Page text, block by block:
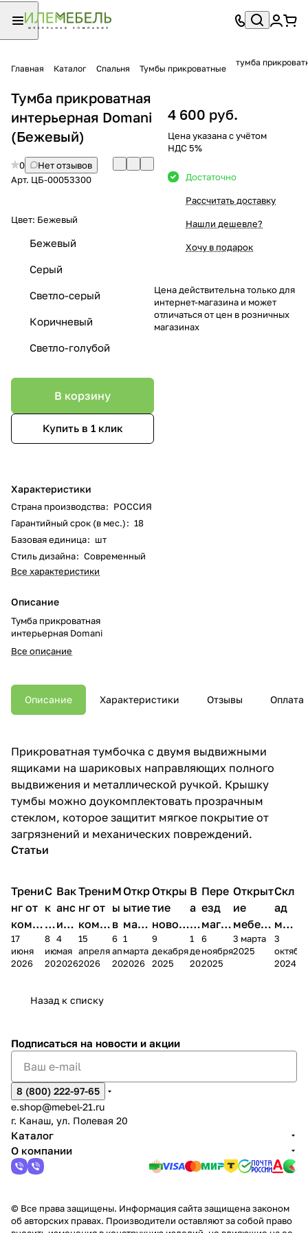
Главная Каталог Спальня Тумбы прикроватные
тумба
Тумба прикроватная
интерьерная Domani
(Бежевый)
0
Нет отзывов
Арт. ЦБ-00053300
Цвет: Бежевый
Бежевый
Серый
Светло-серый
Коричневый
Светло-голубой
В корзину
Купить в 1 клик
Характеристики
Страна производства: РОССИЯ
Гарантийный срок (в мес.): 18
Базовая единица: шт
Стиль дизайна: Современный
Все характеристики
Описание
Тумба прикроватная
интерьерная Domani
Все описание
4 600 руб.
Цена указана с учётом
НДС 5%
Достаточно
Рассчитать доставку
Нашли дешевле?
Хочу в подарок
Цена действительна только для
интернет-магазина и может
отличаться от цен в розничных
магазинах
Описание Характеристики Отзывы Оплата
Прикроватная тумбочка с двумя выдвижными
ящиками на шариковых направляющих полного
выдвижения и металлической ручкой. Крышку
тумбы можно доукомплектовать прозрачным
стеклом, которое защитит мягкое покрытие от
загрязнений и механических повреждений.
Статьи
Трени
нг от
комп
ании
Мело
17
июня
2026
С
к
и
д
к
2
8
июня
2026
Вак
анс
ия в
Чеб
окс
4
мая
2026
Трени
нг от
комп
ании
Мело
15
апреля
2026
М
ы
в
М
А
6
апреля
2026
Откр
ытие
мага
зина
в
1
марта
2026
Откры
тие
новог
о
магаз
9
декабря
2025
В
а
к
а
н
1
декабря
2025
Пере
езд
магаз
ина в
г.
6
ноября
2025
Открыт
ие
мебель
ного
салона
3 марта
2025
Скл
ад
меб
ели
пер
3
2024
Назад к списку
Подписаться на новости и акции
8 (800) 222-97-65
e.shop@mebel-21.ru
г. Канаш, ул. Полевая 20
Каталог
О компании
© Все права защищены. Информация сайта защищена законом
об авторских правах. Производители оставляют за собой право